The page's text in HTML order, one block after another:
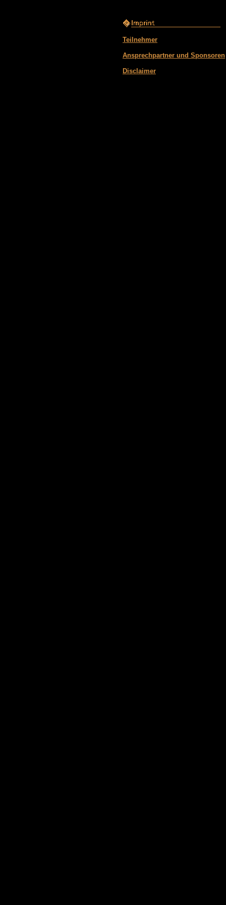
Teilnehmer
Ansprechpartner und Sponsoren
Disclaimer